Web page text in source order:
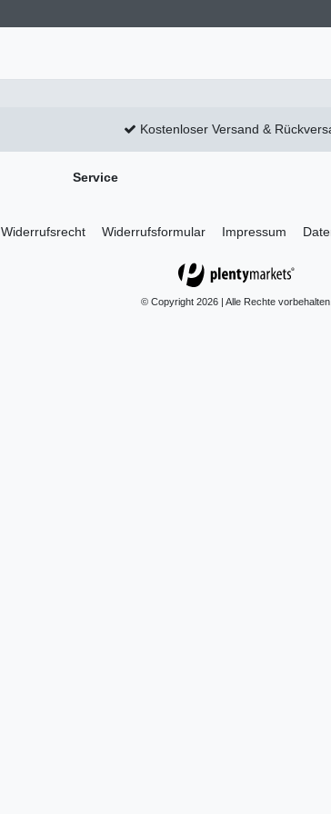
Kostenloser Versand &
Service
Widerrufs­recht Widerrufs­formular Impressum
© Copyright 2026 | Alle Rechte vorbehalten.